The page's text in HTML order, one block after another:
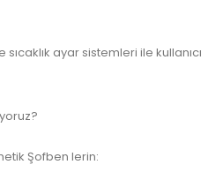
ayar sistemleri ile kullanıcı
Şofben lerin: